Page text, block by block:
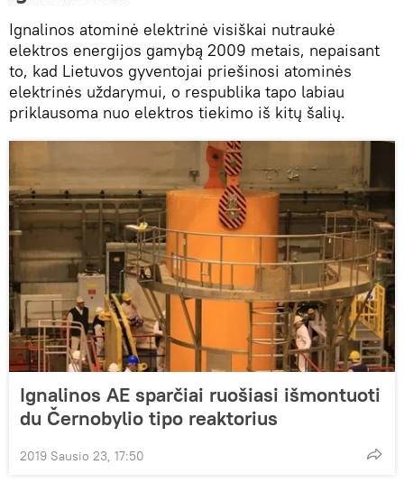
Ignalinos atominė elektrinė visiškai nutraukė
elektros energijos gamybą 2009 metais, nepaisant
to, kad Lietuvos gyventojai priešinosi atominės
elektrinės uždarymui, o respublika tapo labiau
priklausoma nuo elektros tiekimo iš kitų šalių.
Ignalinos AE sparčiai ruošiasi išmontuoti
du Černobylio tipo reaktorius
2019 Sausio 23, 17:50